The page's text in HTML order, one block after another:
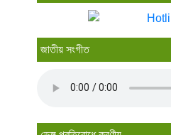
জাতীয় সংগীত